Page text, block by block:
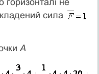
сила
А